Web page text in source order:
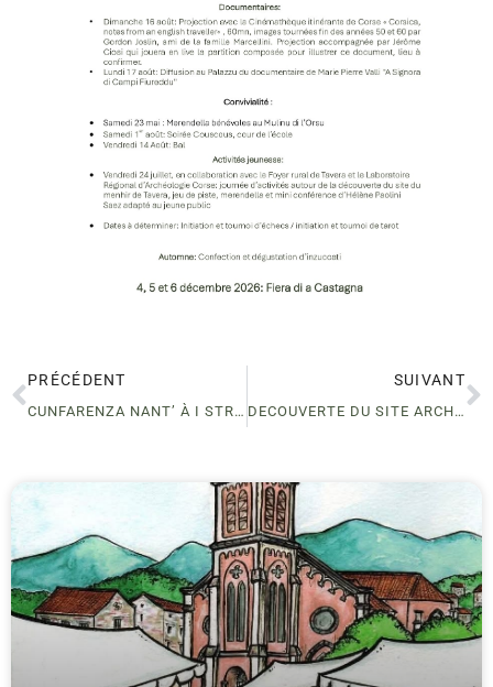
PRÉCÉDENT
CUNFARENZA NANT’ À I STRUMENTI CORSI & CUNCERTINU
SUIVANT
DECOUVERTE DU SITE ARCHEOLOGIQUE I CASTEDDI A TAVERA